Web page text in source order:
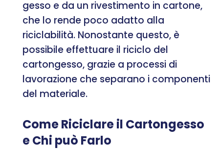
gesso e da un rivestimento in cartone,
che lo rende poco adatto alla
riciclabilità. Nonostante questo, è
possibile effettuare il riciclo del
cartongesso, grazie a processi di
lavorazione che separano i componenti
del materiale.
Come Riciclare il Cartongesso
e Chi può Farlo